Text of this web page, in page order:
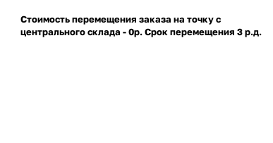
Стоимость перемещения заказа на точку с
центрального склада - 0р. Срок перемещения 3 р.д.